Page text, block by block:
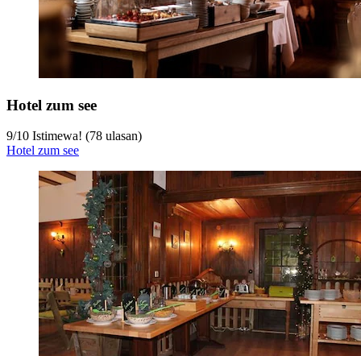
Hotel zum see
9/10 Istimewa! (78 ulasan)
Hotel zum see